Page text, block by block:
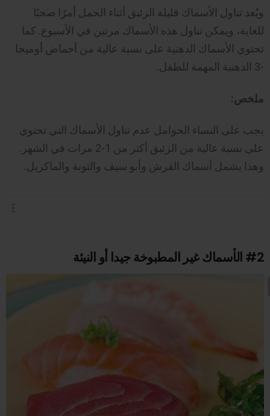
ويُعد تناول الأسماك قليلة الزئبق أثناء الحمل أمرًا صحيًا
للغاية، ويمكن تناول هذه الأسماك مرتين في الأسبوع. كما
تحتوي الأسماك الدهنية على نسبة عالية من أحماض أوميجا
-3 الدهنية المهمة للطفل.
ملخص:
يجب على النساء الحوامل عدم تناول الأسماك التي تحتوي
على نسبة عالية من الزئبق أكثر من 1-2 مرات في الشهر.
وهذا يشمل أسماك القرش وأبو سيف والتونة والماكريل.
#2 الأسماك غير المطبوخة جيدا أو النيئة